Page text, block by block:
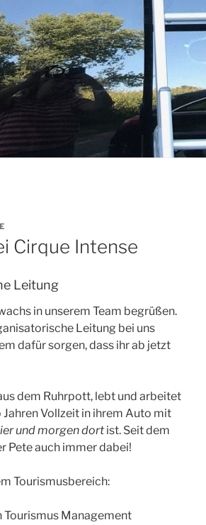
Cirque Intense
Leitung
in unserem Team begrüßen.
Leitung bei uns
dafür sorgen, dass ihr ab jetzt
dem Ruhrpott, lebt und arbeitet
Vollzeit in ihrem Auto mit
und morgen dort ist. Seit dem
Pete auch immer dabei!
Tourismusbereich:
Tourismus Management